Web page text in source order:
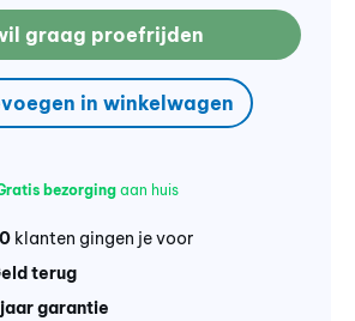
graag proefrijden
in winkelwagen
bezorgingaan huis
klanten gingen je voor
terug
garantie